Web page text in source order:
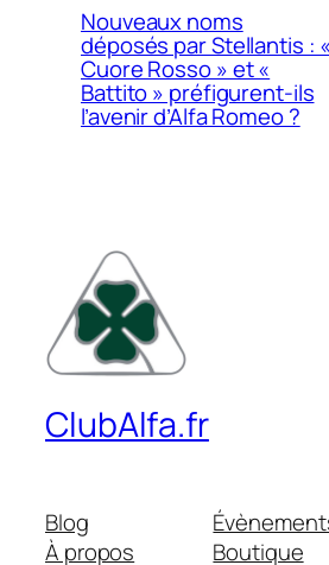
Nouveaux noms
déposés par Stellantis : «
Cuore Rosso » et «
Battito » préfigurent-ils
l’avenir d’Alfa Romeo ?
ClubAlfa.fr
Blog
À propos
Boutique